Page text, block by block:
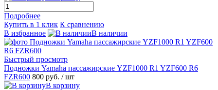
Подробнее
Купить в 1 клик К сравнению
В избранное
В наличии
Быстрый просмотр
Подножки Yamaha пассажирские YZF1000 R1 YZF600 R6
FZR600 800 руб. / шт
В корзину